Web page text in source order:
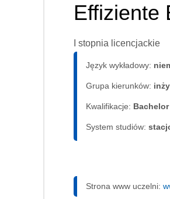
Effiziente
I stopnia licencjackie
Język wykładowy:
Grupa kierunków:
Kwalifikacje: Bachelor
System studiów:
Strona www uczelni: